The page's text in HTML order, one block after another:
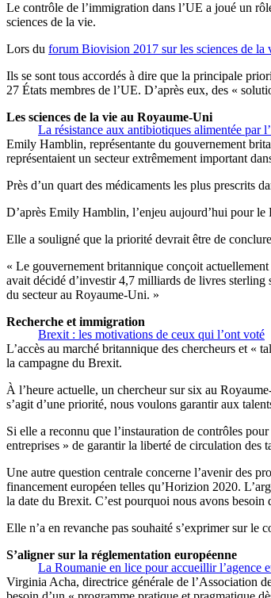
Le contrôle de l’immigration dans l’UE a joué un
sciences de la vie.
Lors du forum Biovision 2017 sur les sciences de la
Ils se sont tous accordés à dire que la principale
27 États membres de l’UE. D’après eux, des «
La résistance aux antibiotiques alimentée par
Les sciences de la vie au Royaume-Uni
Emily Hamblin, représentante du gouvernement
représentaient un secteur extrêmement important
Près d’un quart des médicaments les plus prescrits
D’après Emily Hamblin, l’enjeu aujourd’hui pour
Elle a souligné que la priorité devrait être de
« Le gouvernement britannique conçoit
avait décidé d’investir 4,7 milliards de livres sterling
du secteur au Royaume-Uni. »
Brexit : les motivations de ceux qui l’ont voté
Recherche et immigration
L’accès au marché britannique des chercheurs et «
la campagne du Brexit.
À l’heure actuelle, un chercheur sur six au
s’agit d’une priorité, nous voulons garantir aux
Si elle a reconnu que l’instauration de contrôles
entreprises » de garantir la liberté de circulation des
Une autre question centrale concerne l’avenir des
financement européen telles qu’Horizion 2020.
la date du Brexit. C’est pourquoi nous avons
Elle n’a en revanche pas souhaité s’exprimer sur le
La Roumanie en lice pour accueillir l’agence
S’aligner sur la réglementation européenne
Virginia Acha, directrice générale de l’Association